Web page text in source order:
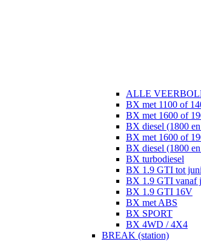
ALLE
BX met 1100 of
BX met 1600 of
BX diesel (1800
BX met 1600 of
BX diesel (1800
BX turbodiesel
BX 1.9 GTI tot
BX 1.9 GTI vanaf
BX 1.9 GTI 16V
BX met ABS
BX SPORT
BX 4WD / 4X4
BREAK (station)